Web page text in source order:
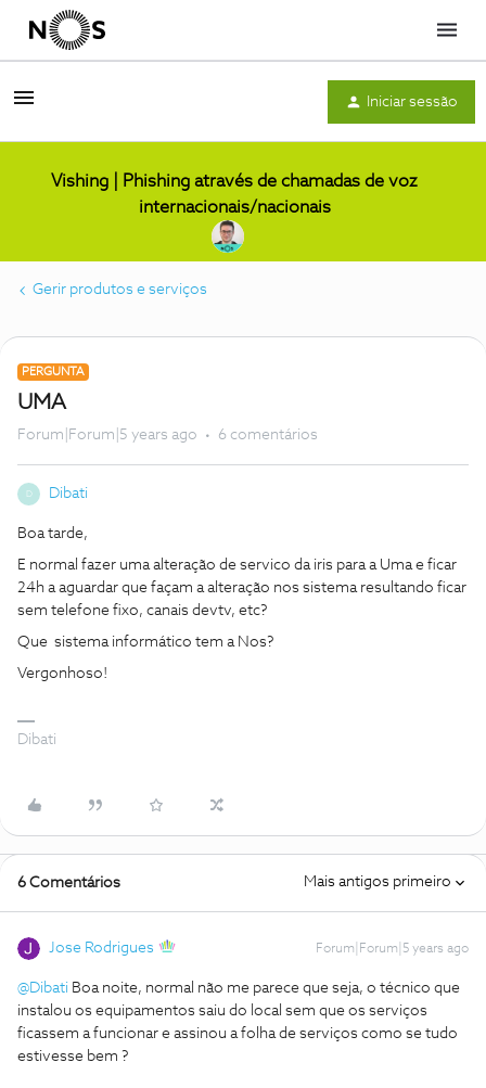
Menu
Iniciar sessão
Vishing | Phishing através de chamadas de voz
internacionais/nacionais
Gerir produtos e serviços
PERGUNTA
UMA
Forum|Forum|5 years ago 6 comentários
D Dibati
Boa tarde,
E normal fazer uma alteração de servico da iris para a Uma e ficar
24h a aguardar que façam a alteração nos sistema resultando ficar
sem telefone fixo, canais devtv, etc?
Que sistema informático tem a Nos?
Vergonhoso!
Dibati
6 Comentários Mais antigos primeiro
Jose Rodrigues Forum|Forum|5 years ago
@Dibati Boa noite, normal não me parece que seja, o técnico que
instalou os equipamentos saiu do local sem que os serviços
ficassem a funcionar e assinou a folha de serviços como se tudo
estivesse bem ?